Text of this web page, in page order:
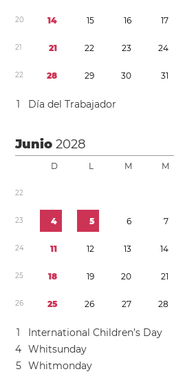
20 14 15 16 17
21 21 22 23 24
22 28 29 30 31
1 Día del Trabajador
Junio2028
D L M M
22
23 4 5 6 7
24 11 12 13 14
25 18 19 20 21
26 25 26 27 28
1
International Children’s Day
4 Whitsunday
5 Whitmonday